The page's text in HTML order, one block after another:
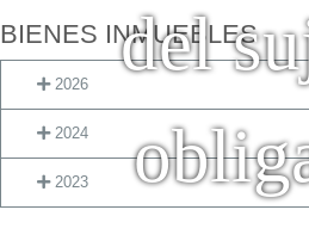
del
BIENES INMUEBLES
2026
2024
2023